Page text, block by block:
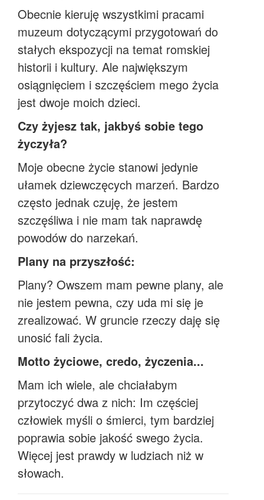
Obecnie kieruję wszystkimi pracami
muzeum dotyczącymi przygotowań do
stałych ekspozycji na temat romskiej
historii i kultury. Ale największym
osiągnięciem i szczęściem mego życia
jest dwoje moich dzieci.
Czy żyjesz tak, jakbyś sobie tego
życzyła?
Moje obecne życie stanowi jedynie
ułamek dziewczęcych marzeń. Bardzo
często jednak czuję, że jestem
szczęśliwa i nie mam tak naprawdę
powodów do narzekań.
Plany na przyszłość:
Plany? Owszem mam pewne plany, ale
nie jestem pewna, czy uda mi się je
zrealizować. W gruncie rzeczy daję się
unosić fali życia.
Motto życiowe, credo, życzenia...
Mam ich wiele, ale chciałabym
przytoczyć dwa z nich: Im częściej
człowiek myśli o śmierci, tym bardziej
poprawia sobie jakość swego życia.
Więcej jest prawdy w ludziach niż w
słowach.